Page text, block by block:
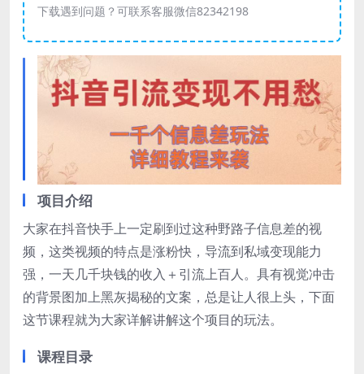
下载遇到问题？可联系客服微信82342198
项目介绍
大家在抖音快手上一定刷到过这种野路子信息差的视
频，这类视频的特点是涨粉快，导流到私域变现能力
强，一天几千块钱的收入＋引流上百人。具有视觉冲击
的背景图加上黑灰揭秘的文案，总是让人很上头，下面
这节课程就为大家详解讲解这个项目的玩法。
课程目录